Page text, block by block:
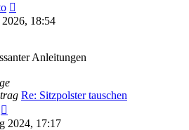
Beitrag
18:54
Anleitungen
Re: Sitzpolster tauschen
Beitrag
2024, 17:17